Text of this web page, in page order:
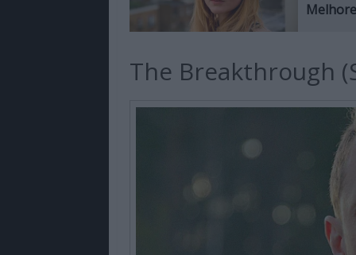
The Breakthrough